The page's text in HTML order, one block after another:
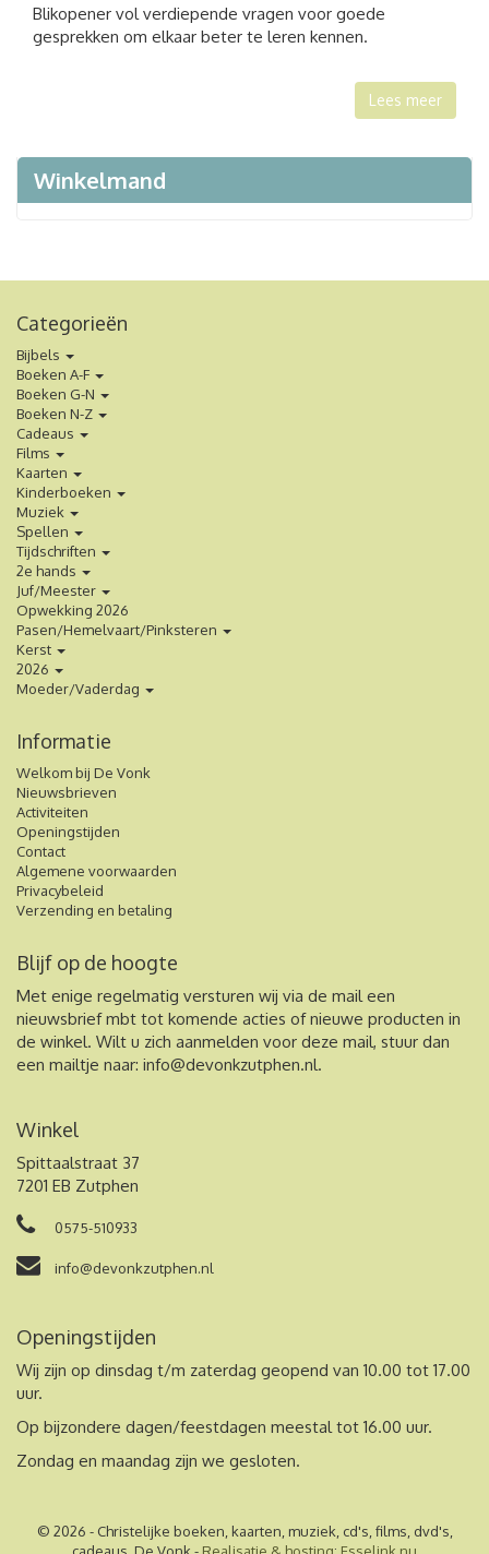
Blikopener vol verdiepende vragen voor goede
gesprekken om elkaar beter te leren kennen.
Lees meer
Winkelmand
Categorieën
Bijbels
Boeken A-F
Boeken G-N
Boeken N-Z
Cadeaus
Films
Kaarten
Kinderboeken
Muziek
Spellen
Tijdschriften
2e hands
Juf/Meester
Opwekking 2026
Pasen/Hemelvaart/Pinksteren
Kerst
2026
Moeder/Vaderdag
Informatie
Welkom bij De Vonk
Nieuwsbrieven
Activiteiten
Openingstijden
Contact
Algemene voorwaarden
Privacybeleid
Verzending en betaling
Blijf op de hoogte
Met enige regelmatig versturen wij via de mail een
nieuwsbrief mbt tot komende acties of nieuwe producten in
de winkel. Wilt u zich aanmelden voor deze mail, stuur dan
een mailtje naar: info@devonkzutphen.nl.
Winkel
Spittaalstraat 37
7201 EB Zutphen
0575-510933
info@devonkzutphen.nl
Openingstijden
Wij zijn op dinsdag t/m zaterdag geopend van 10.00 tot 17.00
uur.
Op bijzondere dagen/feestdagen meestal tot 16.00 uur.
Zondag en maandag zijn we gesloten.
© 2026 - Christelijke boeken, kaarten, muziek, cd's, films, dvd's,